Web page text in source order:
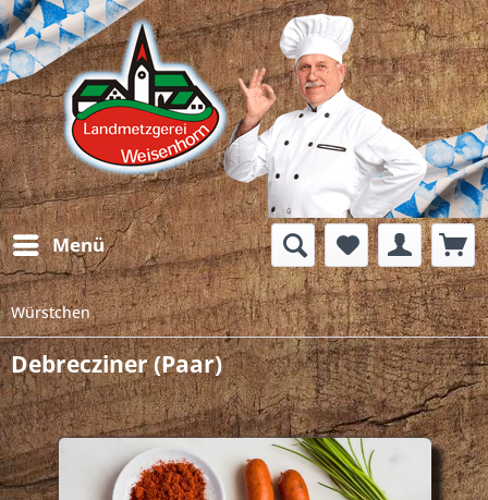
Menü
Würstchen
Debrecziner (Paar)